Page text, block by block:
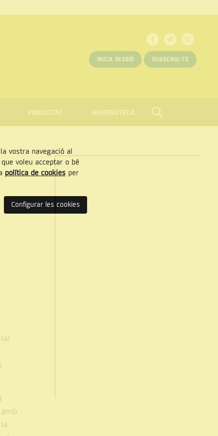
INICIA SESSIÓ SUBSCRIU-TE
PUBLICITAT HEMEROTECA CERCAR
vostra navegació al
voleu acceptar o bé
política de cookiesper
Configurar les cookies